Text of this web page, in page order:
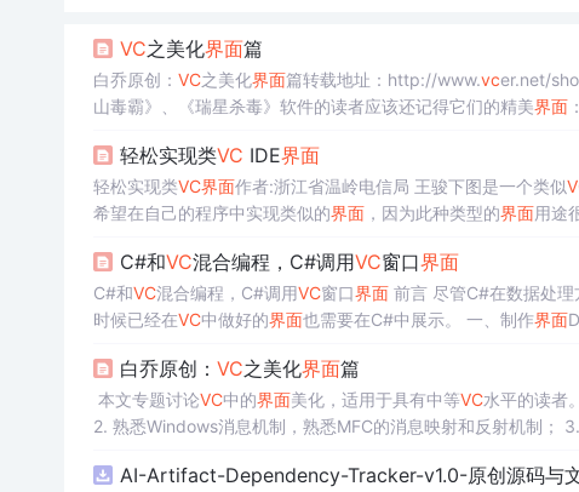
VC之美化界面篇
白乔原创： VC之美化界面篇转载地址：http://www.vcer.net/
山毒霸》、《瑞星杀毒》软件的读者应该还记得它们的精美界面
轻松实现类VC IDE界面
轻松实现类VC界面作者:浙江省温岭电信局 王骏下图是一个类似
希望在自己的程序中实现类似的界面，因为此种类型的界面用途
C#和VC混合编程，C#调用VC窗口界面
C#和VC混合编程，C#调用VC窗口界面 前言 尽管C#在数据处
时候已经在VC中做好的界面 也需要在C#中展示。 一、制作界面
CTestWnd : public CWnd { DECLAR
白乔原创： VC之美化界面篇
本文专题讨论VC中的界面美化，适用于具有中等VC水平的读者
2. 熟悉Windows消息机制，熟悉MFC的消息映射和反射机制；
AI-Artifact-Dependency-Tracker-v1.0-原创源码与